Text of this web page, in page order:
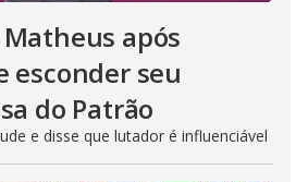
após
esconder seu
do Patrão
e disse que lutador é influenciável